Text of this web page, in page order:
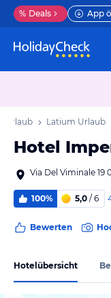
% Deals App
Urlaub Latium Urlaub
Hotel
Via Del Viminale 19
100% 5,0 / 6
Bewerten
Hotelübersicht